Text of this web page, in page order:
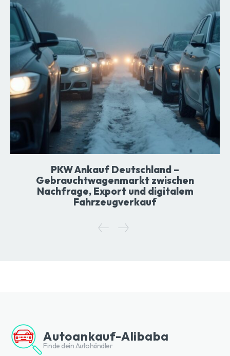
PKW Ankauf Deutschland –
Gebrauchtwagenmarkt zwischen
Nachfrage, Export und digitalem
Fahrzeugverkauf
Autoankauf-Alibaba
Finde dein Autohändler